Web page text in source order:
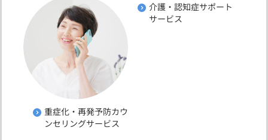
介護・認知症サポート
サービス
重症化・再発予防カウ
ンセリングサービス